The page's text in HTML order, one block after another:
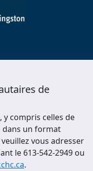
de
y compris celles de
dans un format
vous adresser
le 613-542-2949 ou
.